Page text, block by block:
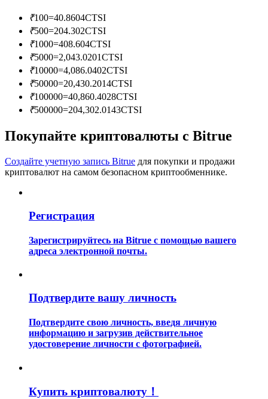
Информация
Анализ больших данных, включая торговую информацию
и т. д.
Гид
Руководство для начинающих по фьючерсам
₹100=40.8604CTSI
₹500=204.302CTSI
₹1000=408.604CTSI
₹5000=2,043.0201CTSI
₹10000=4,086.0402CTSI
₹50000=20,430.2014CTSI
₹100000=40,860.4028CTSI
₹500000=204,302.0143CTSI
Покупайте криптовалюты с Bitrue
Создайте учетную запись Bitrue для покупки и продажи
криптовалют на самом безопасном криптообменнике.
Регистрация
Зарегистрируйтесь на Bitrue с помощью вашего
адреса электронной почты.
Подтвердите вашу личность
Подтвердите свою личность, введя личную
информацию и загрузив действительное
удостоверение личности с фотографией.
Купить криптовалюту！